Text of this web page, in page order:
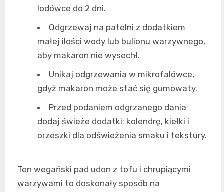
lodówce do 2 dni.
Odgrzewaj na patelni z dodatkiem
małej ilości wody lub bulionu warzywnego,
aby makaron nie wysechł.
Unikaj odgrzewania w mikrofalówce,
gdyż makaron może stać się gumowaty.
Przed podaniem odgrzanego dania
dodaj świeże dodatki: kolendrę, kiełki i
orzeszki dla odświeżenia smaku i tekstury.
Ten wegański pad udon z tofu i chrupiącymi
warzywami to doskonały sposób na